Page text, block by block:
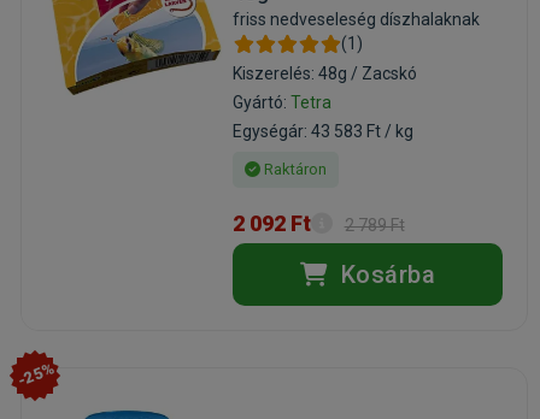
friss nedveseleség díszhalaknak
(1)
Kiszerelés: 48g / Zacskó
Gyártó: Tetra
Egységár: 43 583 Ft / kg
Raktáron
2 092 Ft 2 789 Ft
Kosárba
-25%